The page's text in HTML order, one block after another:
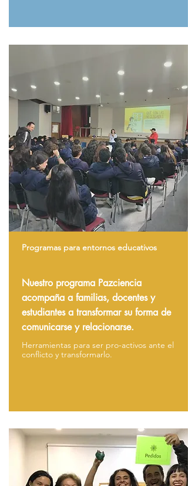
Programas para entornos educativos
Nuestro programa Pazciencia
acompaña a familias, docentes y
estudiantes a transformar su forma de
comunicarse y relacionarse.
Herramientas para ser pro-activos ante el
conflicto y transformarlo.